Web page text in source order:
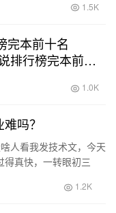
1.5K
完本前十名
排行榜完本前十
1.0K
吗？
人看我发技术文，今天
得真快，一转眼初三
1.2K